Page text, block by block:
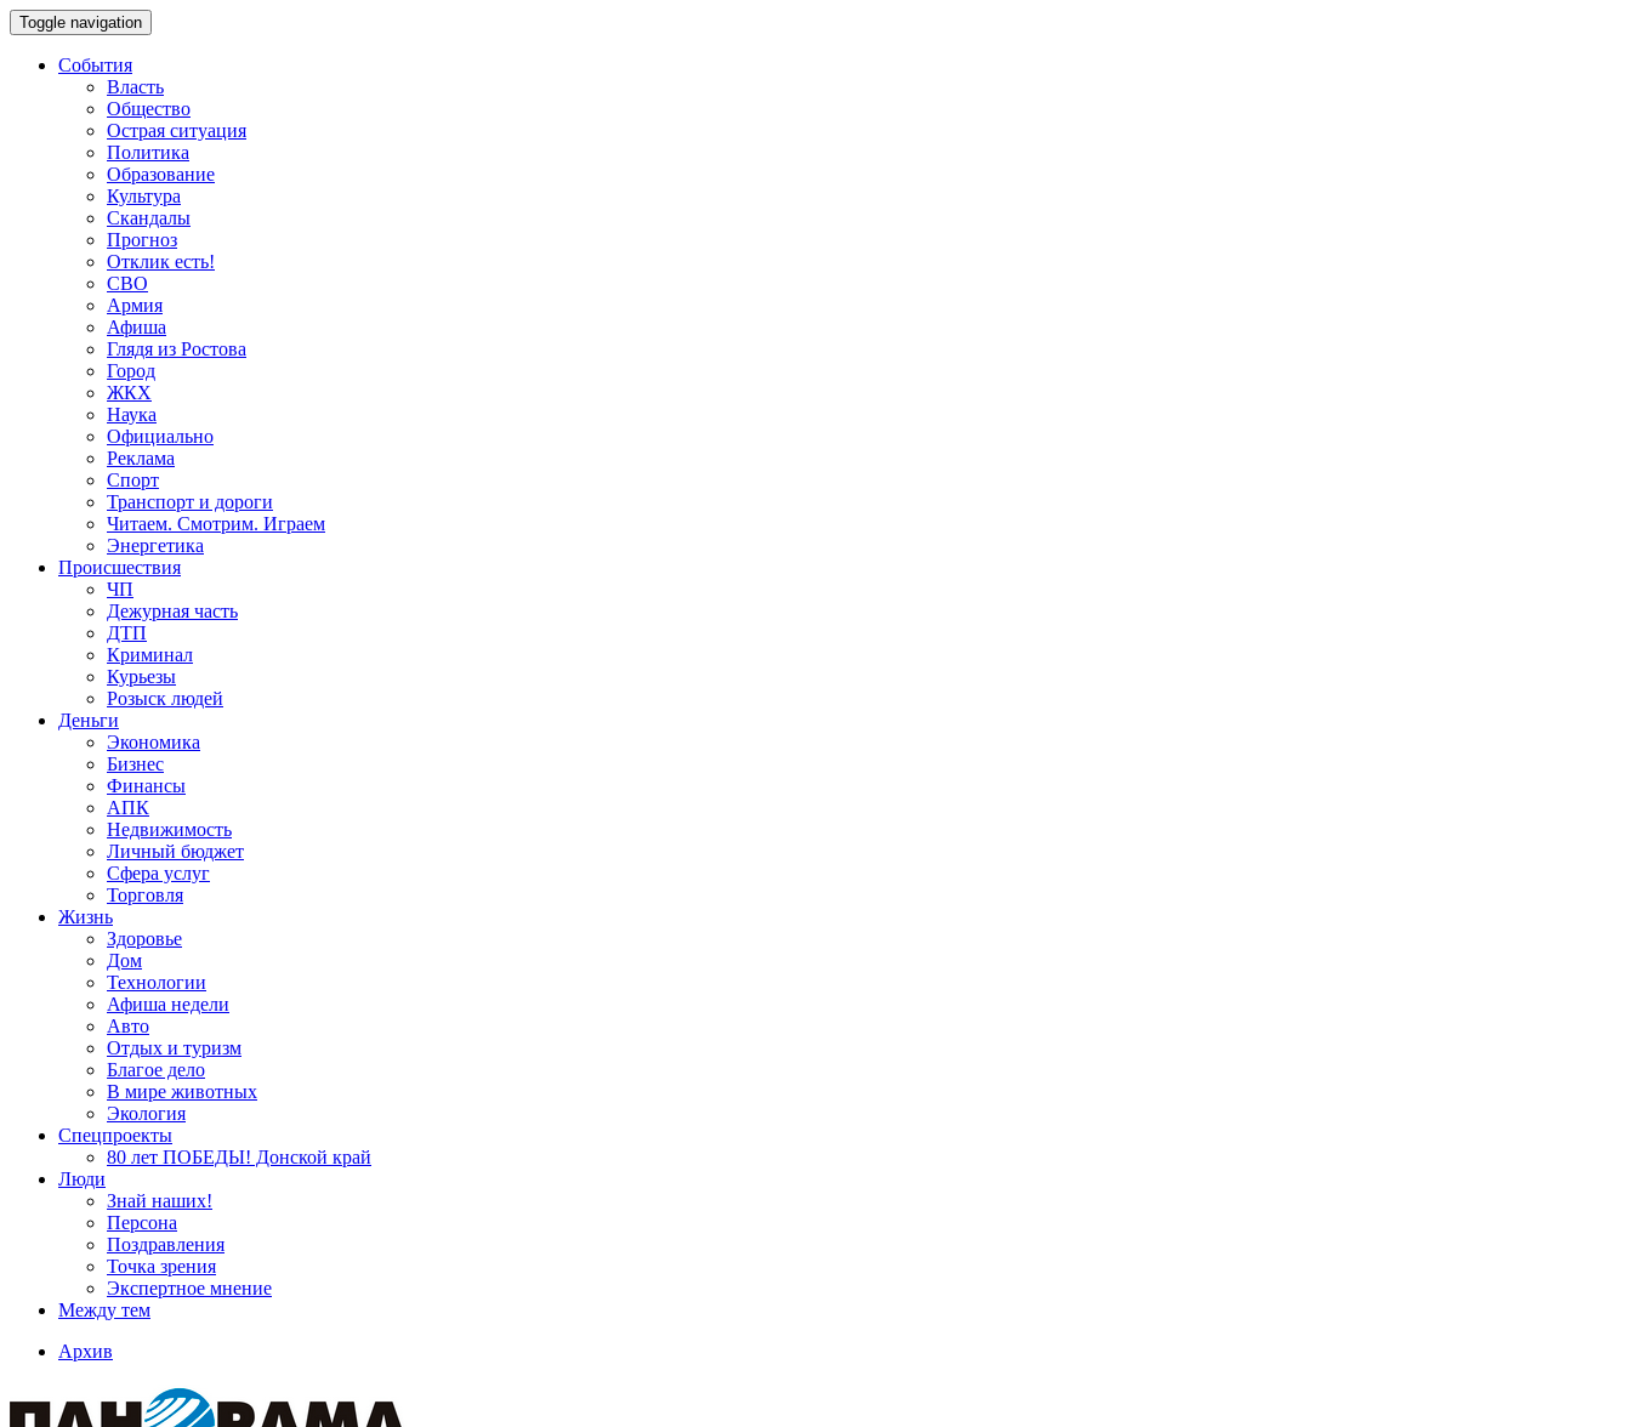
Toggle navigation
События
Власть
Общество
Острая ситуация
Политика
Образование
Культура
Скандалы
Прогноз
Отклик есть!
СВО
Армия
Афиша
Глядя из Ростова
Город
ЖКХ
Наука
Официально
Реклама
Спорт
Транспорт и дороги
Читаем. Смотрим. Играем
Энергетика
Происшествия
ЧП
Дежурная часть
ДТП
Криминал
Курьезы
Розыск людей
Деньги
Экономика
Бизнес
Финансы
АПК
Недвижимость
Личный бюджет
Сфера услуг
Торговля
Жизнь
Здоровье
Дом
Технологии
Афиша недели
Авто
Отдых и туризм
Благое дело
В мире животных
Экология
Спецпроекты
80 лет ПОБЕДЫ! Донской край
Люди
Знай наших!
Персона
Поздравления
Точка зрения
Экспертное мнение
Между тем
Архив